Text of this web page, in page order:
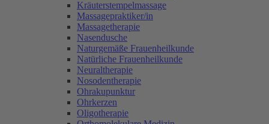
Kräuterstempelmassage
Massagepraktiker/in
Massagetherapie
Nasendusche
Naturgemäße Frauenheilkunde
Natürliche Frauenheilkunde
Neuraltherapie
Nosodentherapie
Ohrakupunktur
Ohrkerzen
Oligotherapie